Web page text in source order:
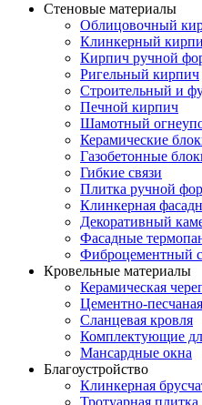
Стеновые материалы
Облицовочный
Клинкерный
Кирпич ручной
Ригельный кирпич
Строительный и
Печной кирпич
Шамотный
Керамические
Газобетонные
Гибкие связи
Плитка ручной
Клинкерная
Декоративный
Фасадные
Фиброцементный
Кровельные материалы
Керамическая
Цементно-
Сланцевая кровля
Комплектующие
Мансардные окна
Благоустройство
Клинкерная